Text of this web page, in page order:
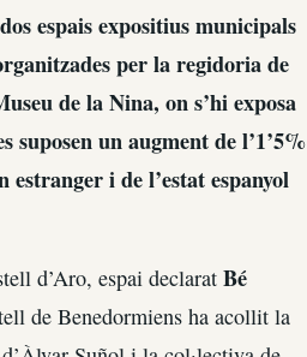
espais expositius municipals
per la regidoria de
de la Nina, on s’hi exposa
suposen un augment de l’1’5%
i de l’estat espanyol
d’Aro, espai declarat Bé
de Benedormiens ha acollit la